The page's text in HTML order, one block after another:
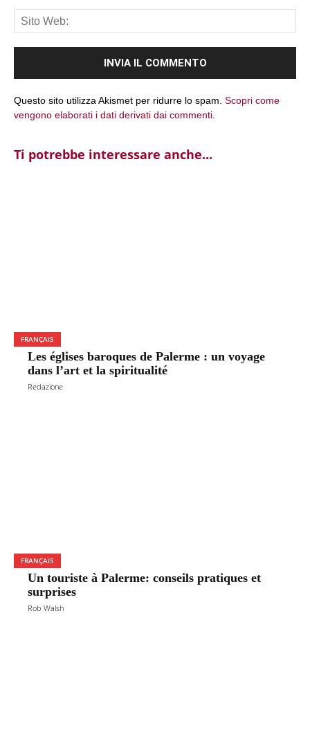
Questo sito utilizza Akismet per ridurre lo spam. Scopri come
vengono elaborati i dati derivati dai commenti
Ti potrebbe interessare anche...
FRANÇAIS
Les églises baroques de Palerme : un voyage
dans l’art et la spiritualité
Redazione
FRANÇAIS
Un touriste à Palerme: conseils pratiques et
surprises
Rob Walsh